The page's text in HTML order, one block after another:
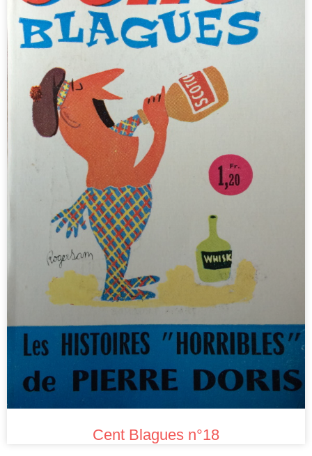
Cent Blagues n°18